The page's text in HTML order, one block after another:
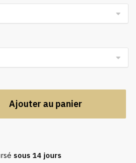
Ajouter au panier
sous 14 jours